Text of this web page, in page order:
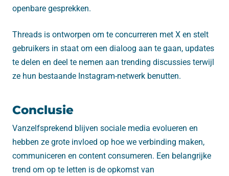
openbare gesprekken.
Threads is ontworpen om te concurreren met X en stelt
gebruikers in staat om een ​​dialoog aan te gaan, updates
te delen en deel te nemen aan trending discussies terwijl
ze hun bestaande Instagram-netwerk benutten.
Conclusie
Vanzelfsprekend blijven sociale media evolueren en
hebben ze grote invloed op hoe we verbinding maken,
communiceren en content consumeren. Een belangrijke
trend om op te letten is de opkomst van